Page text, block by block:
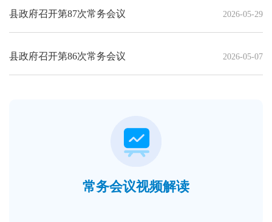
县政府召开第87次常务会议 2026-05-29
县政府召开第86次常务会议 2026-05-07
常务会议视频解读